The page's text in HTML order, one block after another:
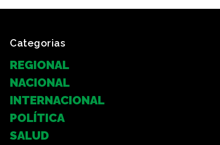
Categorias
REGIONAL
NACIONAL
INTERNACIONAL
POLÍTICA
SALUD